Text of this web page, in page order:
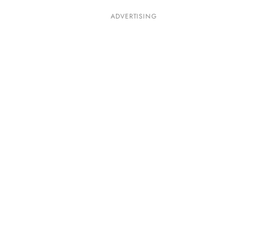
ADVERTISING